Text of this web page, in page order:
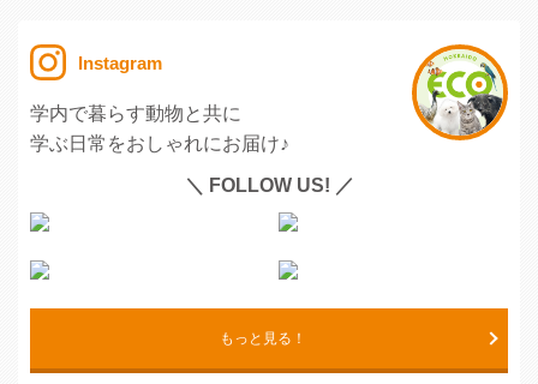
Instagram
学内で暮らす動物と共に
学ぶ日常をおしゃれにお届け♪
＼ FOLLOW US! ／
もっと見る！